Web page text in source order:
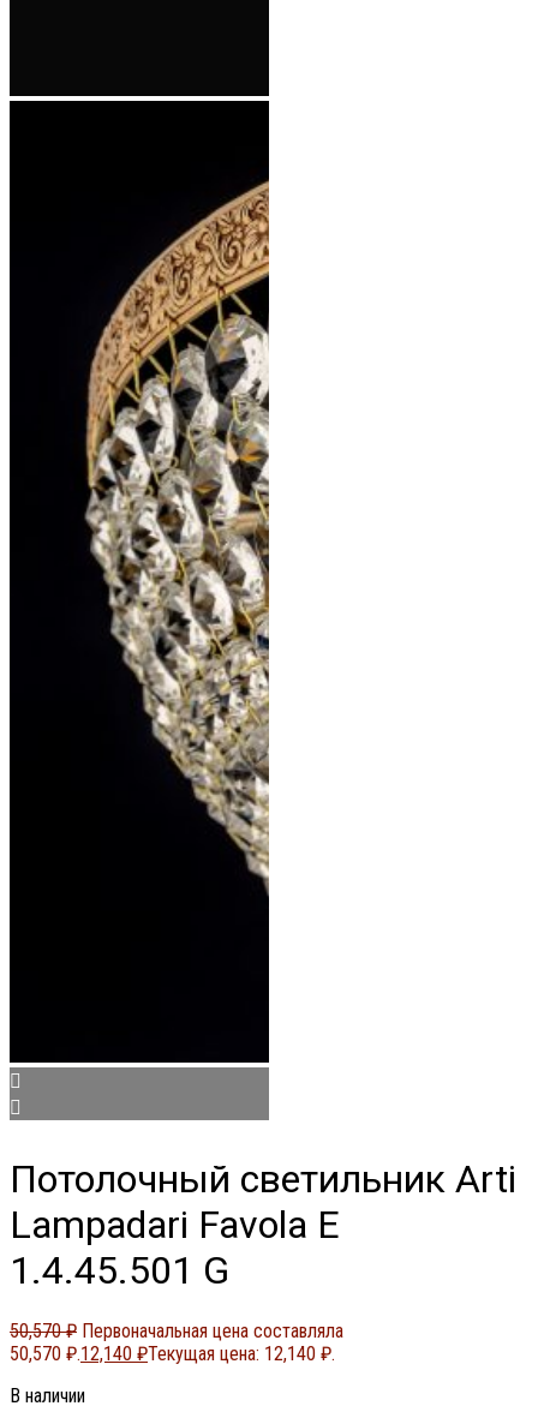
Потолочный светильник Arti
Lampadari Favola E
1.4.45.501 G
50,570₽ Первоначальная цена составляла
50,570 ₽.12,140 ₽Текущая цена: 12,140 ₽.
В наличии